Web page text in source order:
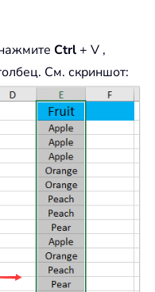
Ctrl+ V ,
См. скриншот: